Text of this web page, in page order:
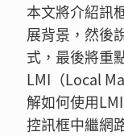
本文將介紹訊
展背景，然後
式，最後將重
LMI（Local
解如何使用
控訊框中繼網